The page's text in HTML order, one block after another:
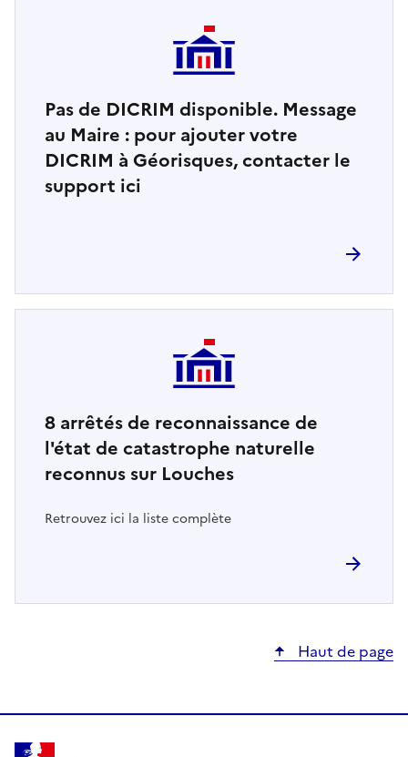
Pas de DICRIM disponible. Message
au Maire : pour ajouter votre
DICRIM à Géorisques, contacter le
support ici
8 arrêtés de reconnaissance de
l'état de catastrophe naturelle
reconnus sur Louches
Retrouvez ici la liste complète
Haut de page